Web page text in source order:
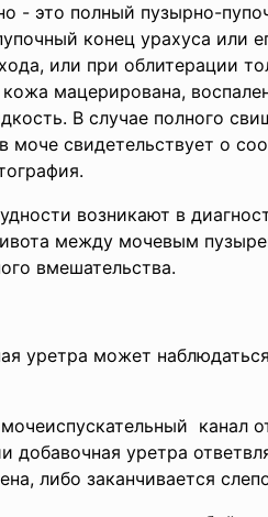
- это полный пузырно-
конец урахуса или
или при облитерации
мацерирована,
В случае полного
моче свидетельствует о
возникают в
между мочевым
вмешательства.
уретра может
мочеиспускательный канал
добавочная уретра
либо заканчивается